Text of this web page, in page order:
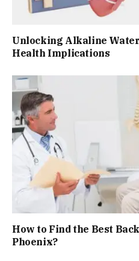
Unlocking Alkaline
Health Implications
How to Find the Best
Phoenix?